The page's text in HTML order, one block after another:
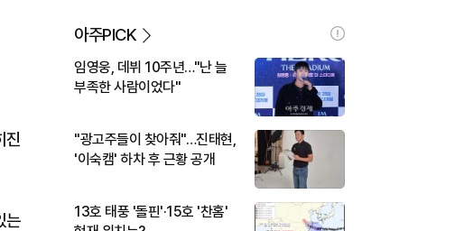
진
는
아주PICK
임영웅, 데뷔 10주년…"난 늘
부족한 사람이었다"
"광고주들이 찾아줘"…진태현,
'이숙캠' 하차 후 근황 공개
13호 태풍 '돌핀'·15호 '찬홈'